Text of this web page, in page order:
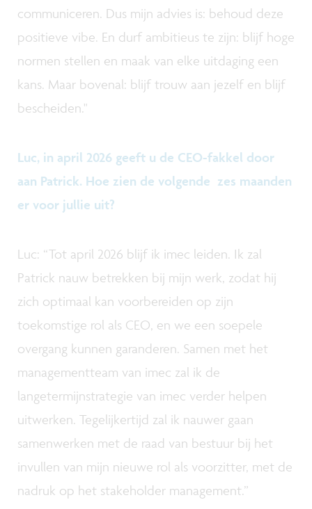
communiceren. Dus mijn advies is: behoud deze
positieve vibe. En durf ambitieus te zijn: blijf hoge
normen stellen en maak van elke uitdaging een
kans. Maar bovenal: blijf trouw aan jezelf en blijf
bescheiden."
Luc, in april 2026 geeft u de CEO-fakkel door
aan Patrick. Hoe zien de volgende zes maanden
er voor jullie uit?
Luc: “Tot april 2026 blijf ik imec leiden. Ik zal
Patrick nauw betrekken bij mijn werk, zodat hij
zich optimaal kan voorbereiden op zijn
toekomstige rol als CEO, en we een soepele
overgang kunnen garanderen. Samen met het
managementteam van imec zal ik de
langetermijnstrategie van imec verder helpen
uitwerken. Tegelijkertijd zal ik nauwer gaan
samenwerken met de raad van bestuur bij het
invullen van mijn nieuwe rol als voorzitter, met de
nadruk op het stakeholder management.”